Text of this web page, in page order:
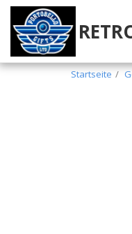
Startseite